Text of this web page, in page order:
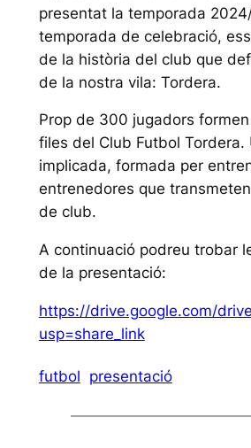
presentat la temporada
temporada de celebració,
de la història del club que
de la nostra vila: Tordera.
Prop de 300 jugadors
files del Club Futbol Tordera.
implicada, formada per
entrenedores que
de club.
A continuació podreu trobar
de la presentació:
https://drive.google.com/
usp=share_link
futbol presentació